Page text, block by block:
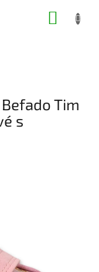
Tim
s